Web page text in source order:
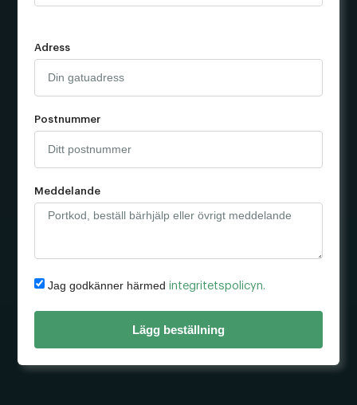
Adress
Postnummer
Meddelande
Jag godkänner härmed integritetspolicyn.
Lägg beställning